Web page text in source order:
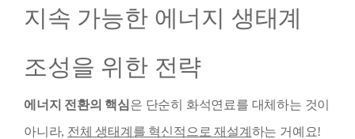
지속 가능한 에너지 생태계
조성을 위한 전략
에너지 전환의 핵심 은 단순히 화석연료를 대체하는 것이
아니라, 전체 생태계를 혁신적으로 재설계 하는 거예요!